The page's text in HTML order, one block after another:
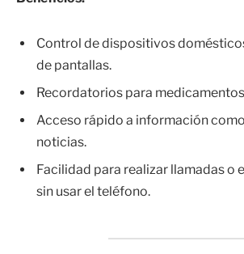
Control de dispositivos
de pantallas.
Recordatorios para
Acceso rápido a información
noticias.
Facilidad para realizar llamadas o
sin usar el teléfono.